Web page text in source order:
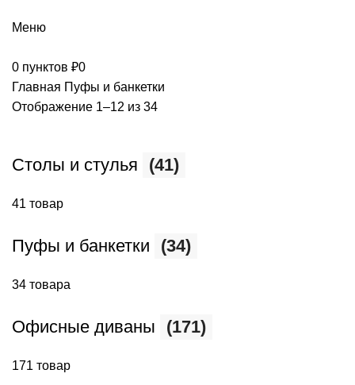
Меню
0 пунктов ₽0
Главная Пуфы и банкетки
Отображение 1–12 из 34
Столы и стулья (41)
41 товар
Пуфы и банкетки (34)
34 товара
Офисные диваны (171)
171 товар